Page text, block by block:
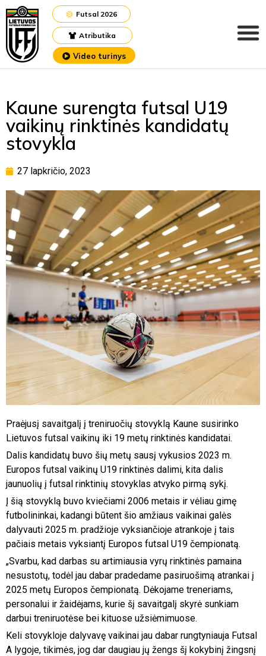
Atributika
Futsal 2026
Video turinys
Kaune surengta futsal U19
vaikinų rinktinės kandidatų
stovykla
27 lapkričio, 2023
Praėjusį savaitgalį į treniruočių stovyklą Kaune susirinko
Lietuvos futsal vaikinų iki 19 metų rinktinės kandidatai.
Dalis kandidatų buvo šių metų sausį vykusios 2023 m.
Europos futsal vaikinų U19 rinktinės dalimi, kita dalis
jaunuolių į futsal rinktinių stovyklas atvyko pirmą sykį.
Į šią stovyklą buvo kviečiami 2006 metais ir vėliau gimę
futbolininkai, kadangi būtent šio amžiaus vaikinai galės
dalyvauti 2025 m. pradžioje vyksiančioje atrankoje į tais
pačiais metais vyksiantį Europos futsal U19 čempionatą.
„Svarbu, kad darbas su artimiausia vyrų rinktinės pamaina
nesustotų, todėl jau dabar pradedame pasiruošimą atrankai į
2025 metų Europos čempionatą. Dėkojame treneriams,
personalui ir žaidėjams, kurie šį savaitgalį skyrė sunkiam
darbui treniruotėse bei kituose užsiėmimuose.
Keli stovykloje dalyvavę vaikinai jau dabar rungtyniauja Futsal
A lygoje, tikimės, jog dar daugiau jų žengs šį kokybinį žingsnį